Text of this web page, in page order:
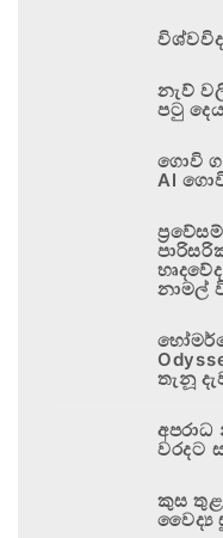
නැව්
පටු
ගොවි
AI
නාමල්
තැනූ
වරදට
කුස
වෛද්‍ය